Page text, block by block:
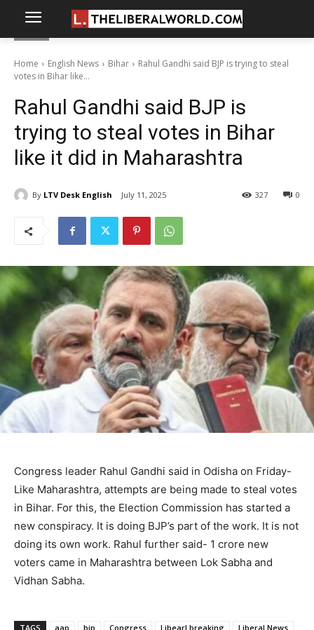
Home English News Bihar
Rahul Gandhi said BJP is trying to steal
votes in Bihar like...
Rahul Gandhi said BJP is
trying to steal votes in Bihar
like it did in Maharashtra
By LTV Desk English July 11, 2025 0
327
Congress leader Rahul Gandhi said in Odisha on Friday-
Like Maharashtra, attempts are being made to steal votes
in Bihar. For this, the Election Commission has started a
new conspiracy. It is doing BJP’s part of the work. It is not
doing its own work. Rahul further said- 1 crore new
voters came in Maharashtra between Lok Sabha and
Vidhan Sabha.
TAGS aap bjp Congress Libearl breaking
Liberal News